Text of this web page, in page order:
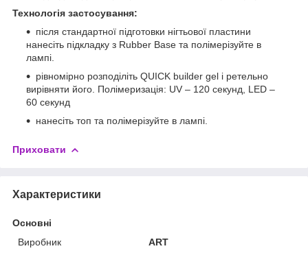
Технологія застосування:
після стандартної підготовки нігтьової пластини
нанесіть підкладку з Rubber Base та полімерізуйте в
лампі.
рівномірно розподіліть QUICK builder gel і ретельно
вирівняти його. Полімеризація: UV – 120 секунд, LED –
60 секунд
нанесіть топ та полімерізуйте в лампі.
Приховати
Характеристики
Основні
Виробник
ART